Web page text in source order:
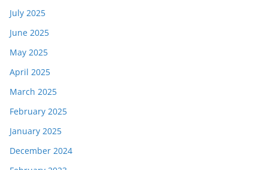
July 2025
June 2025
May 2025
April 2025
March 2025
February 2025
January 2025
December 2024